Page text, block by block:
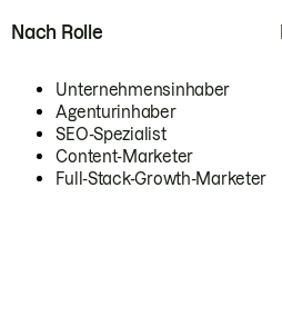
Nach Rolle
Unternehmensinhaber
Agenturinhaber
SEO-Spezialist
Content-Marketer
Full-Stack-Growth-Marketer